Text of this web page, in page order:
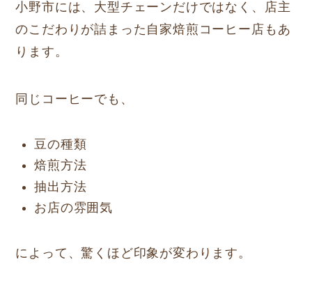
小野市には、大型チェーンだけではなく、店主
のこだわりが詰まった自家焙煎コーヒー店もあ
ります。
同じコーヒーでも、
豆の種類
焙煎方法
抽出方法
お店の雰囲気
によって、驚くほど印象が変わります。